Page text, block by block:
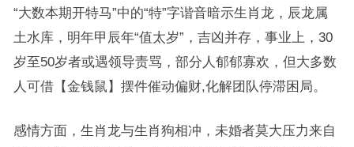
“大数本期开特马”中的“特”字谐音暗示生肖龙，辰龙属
土水库，明年甲辰年“值太岁”，吉凶并存，事业上，30
岁至50岁者或遇领导责骂，部分人郁郁寡欢，但大多数
人可借【金钱鼠】摆件催动偏财,化解团队停滞困局。
感情方面，生肖龙与生肖狗相冲，未婚者莫大压力来自